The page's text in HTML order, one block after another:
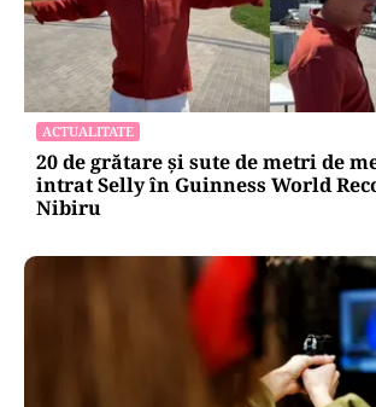
ACTUALITATE
20 de grătare și sute de metri de
intrat Selly în Guinness World
Nibiru